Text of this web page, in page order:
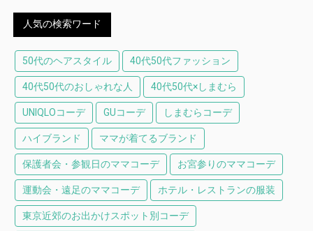
人気の検索ワード
50代のヘアスタイル 40代50代ファッション
40代50代のおしゃれな人 40代50代×しまむら
UNIQLOコーデ GUコーデ しまむらコーデ
ハイブランド ママが着てるブランド
保護者会・参観日のママコーデ お宮参りのママコーデ
運動会・遠足のママコーデ ホテル・レストランの服装
東京近郊のお出かけスポット別コーデ